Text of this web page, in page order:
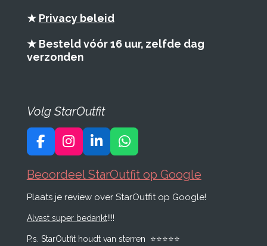
★ Privacy beleid
★ Besteld vóór 16 uur, zelfde dag
verzonden
Volg StarOutfit
F
c
b
o
k
I
s
a
r
a
L
n
e
d
I
n
W
a
s
p
Beoordeel StarOutfit op Google
Plaats je review over StarOutfit op Google!
Alvast super bedankt!!!!
P.s. StarOutfit houdt van sterren ⭐️⭐️⭐️⭐️⭐️